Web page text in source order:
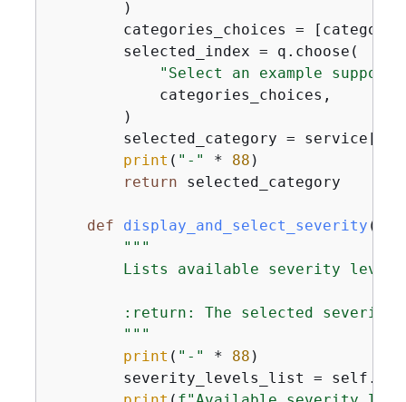
        )
        categories_choices = [category[
        selected_index = q.choose(
"Select an example
            categories_choices,
        )
        selected_category = service[
print ( "-" * 88 )
return selected_category
def display_and_select_severity (
"""
Lists available severity
:return: The selected severity
        """
print ( "-" * 88 )
severity_levels_list =